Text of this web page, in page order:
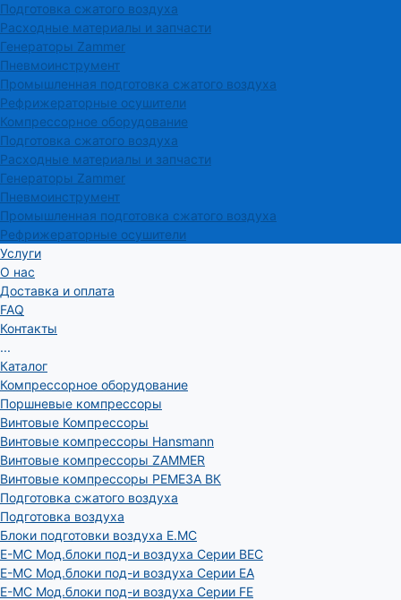
Подготовка сжатого воздуха
Расходные материалы и запчасти
Генераторы Zammer
Пневмоинструмент
Промышленная подготовка сжатого воздуха
Рефрижераторные осушители
Компрессорное оборудование
Подготовка сжатого воздуха
Расходные материалы и запчасти
Генераторы Zammer
Пневмоинструмент
Промышленная подготовка сжатого воздуха
Рефрижераторные осушители
Услуги
О нас
Доставка и оплата
FAQ
Контакты
...
Каталог
Компрессорное оборудование
Поршневые компрессоры
Винтовые Компрессоры
Винтовые компрессоры Hansmann
Винтовые компрессоры ZAMMER
Винтовые компрессоры РЕМЕЗА ВК
Подготовка сжатого воздуха
Подготовка воздуха
Блоки подготовки воздуха E.MC
E-MC Мод.блоки под-и воздуха Серии BEC
E-MC Мод.блоки под-и воздуха Серии EA
E-MC Мод.блоки под-и воздуха Серии FE